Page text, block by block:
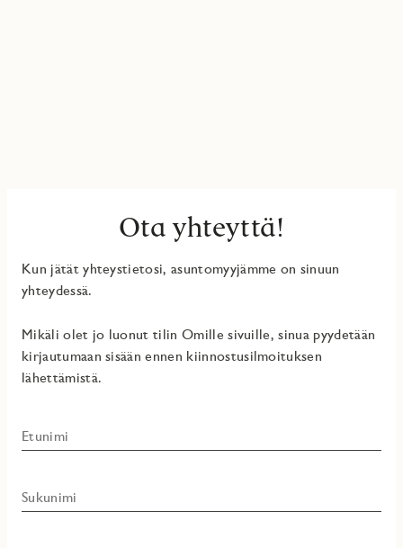
Ota yhteyttä!
Kun jätät yhteystietosi, asuntomyyjämme on sinuun
yhteydessä.
Mikäli olet jo luonut tilin Omille sivuille, sinua pyydetään
kirjautumaan sisään ennen kiinnostusilmoituksen
lähettämistä.
Etunimi
Sukunimi